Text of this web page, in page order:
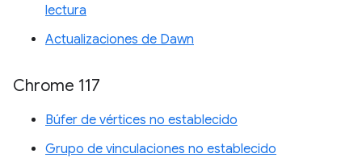
lectura
Actualizaciones de Dawn
Chrome 117
Búfer de vértices no establecido
Grupo de vinculaciones no establecido